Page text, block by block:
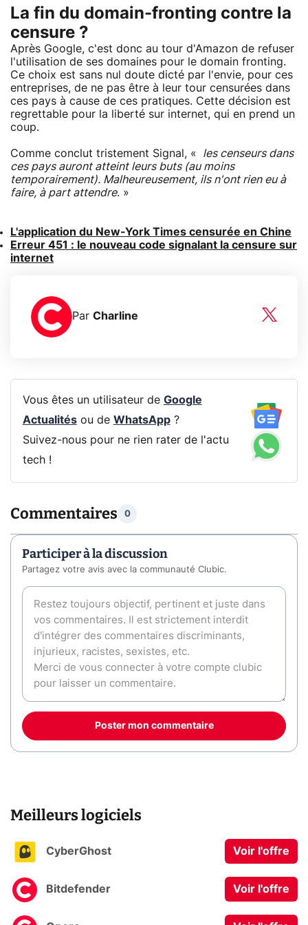
La fin du domain-fronting contre la
censure ?
Après Google, c'est donc au tour d'Amazon de refuser
l'utilisation de ses domaines pour le domain fronting.
Ce choix est sans nul doute dicté par l'envie, pour ces
entreprises, de ne pas être à leur tour censurées dans
ces pays à cause de ces pratiques. Cette décision est
regrettable pour la liberté sur internet, qui en prend un
coup.
Comme conclut tristement Signal, «
les censeurs dans
ces pays auront atteint leurs buts (au moins
temporairement). Malheureusement, ils n'ont rien eu à
faire, à part attendre. »
L'application du New-York Times censurée en Chine
Erreur 451 : le nouveau code signalant la censure sur
internet
Par Charline
Vous êtes un utilisateur de Google
Actualitésou de WhatsApp?
Suivez-nous pour ne rien rater de l'actu
tech !
Commentaires 0
Participer à la discussion
Partagez votre avis avec la communauté Clubic.
Poster mon commentaire
Meilleurs logiciels
CyberGhost Voir l'offre
Bitdefender Voir l'offre